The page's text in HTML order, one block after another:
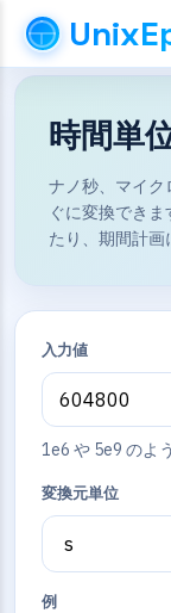
時間単
ナノ秒、マイク
ぐに変換でき
たり、期間計画
入力値
1e6 や 5e9 のよ
変換元単位
例